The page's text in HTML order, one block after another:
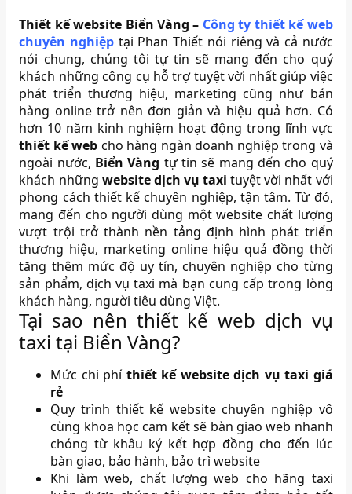
Thiết kế website Biển Vàng – Công ty thiết kế web
chuyên nghiệp tại Phan Thiết nói riêng và cả nước
nói chung, chúng tôi tự tin sẽ mang đến cho quý
khách những công cụ hỗ trợ tuyệt vời nhất giúp việc
phát triển thương hiệu, marketing cũng như bán
hàng online trở nên đơn giản và hiệu quả hơn. Có
hơn 10 năm kinh nghiệm hoạt động trong lĩnh vực
thiết kế web cho hàng ngàn doanh nghiệp trong và
ngoài nước, Biển Vàng tự tin sẽ mang đến cho quý
khách những website dịch vụ taxi tuyệt vời nhất với
phong cách thiết kế chuyên nghiệp, tận tâm. Từ đó,
mang đến cho người dùng một website chất lượng
vượt trội trở thành nền tảng định hình phát triển
thương hiệu, marketing online hiệu quả đồng thời
tăng thêm mức độ uy tín, chuyên nghiệp cho từng
sản phẩm, dịch vụ taxi mà bạn cung cấp trong lòng
khách hàng, người tiêu dùng Việt.
Tại sao nên thiết kế web dịch vụ
taxi tại Biển Vàng?
Mức chi phí thiết kế website dịch vụ taxi giá
rẻ
Quy trình thiết kế website chuyên nghiệp vô
cùng khoa học cam kết sẽ bàn giao web nhanh
chóng từ khâu ký kết hợp đồng cho đến lúc
bàn giao, bảo hành, bảo trì website
Khi làm web, chất lượng web cho hãng taxi